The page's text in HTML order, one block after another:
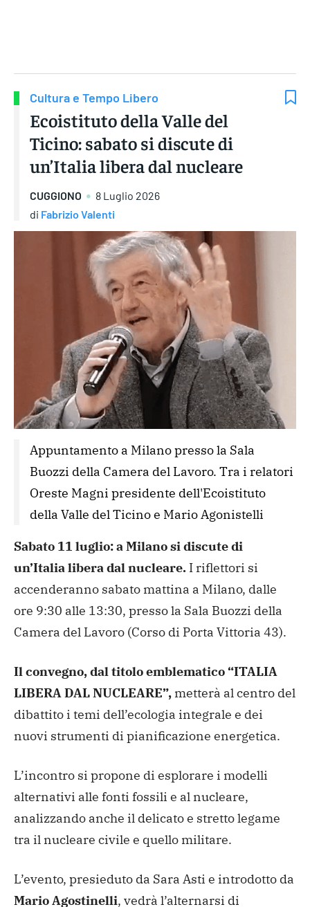
Cultura e Tempo Libero
Ecoistituto della Valle del
Ticino: sabato si discute di
un’Italia libera dal nucleare
CUGGIONO
8 Luglio 2026
di Fabrizio Valenti
Appuntamento a Milano presso la Sala
Buozzi della Camera del Lavoro. Tra i relatori
Oreste Magni presidente dell'Ecoistituto
della Valle del Ticino e Mario Agonistelli
Sabato 11 luglio: a Milano si discute di
un’Italia libera dal nucleare. I riflettori si
accenderanno sabato mattina a Milano, dalle
ore 9:30 alle 13:30, presso la Sala Buozzi della
Camera del Lavoro (Corso di Porta Vittoria 43).
Il convegno, dal titolo emblematico “ITALIA
LIBERA DAL NUCLEARE”, metterà al centro del
dibattito i temi dell’ecologia integrale e dei
nuovi strumenti di pianificazione energetica.
L’incontro si propone di esplorare i modelli
alternativi alle fonti fossili e al nucleare,
analizzando anche il delicato e stretto legame
tra il nucleare civile e quello militare.
L’evento, presieduto da Sara Asti e introdotto da
Mario Agostinelli, vedrà l’alternarsi di